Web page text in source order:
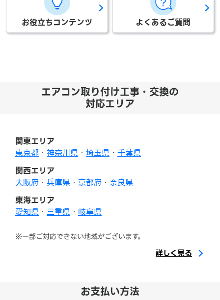
お役立ちコンテンツ よくあるご質問
エアコン取り付け工事・交換の
対応エリア
関東エリア
東京都 ・ 神奈川県 ・ 埼玉県 ・ 千葉県
関西エリア
大阪府 ・ 兵庫県 ・ 京都府 ・ 奈良県
東海エリア
愛知県 ・ 三重県 ・ 岐阜県
※一部ご対応できない地域がございます。
詳しく見る
お支払い方法